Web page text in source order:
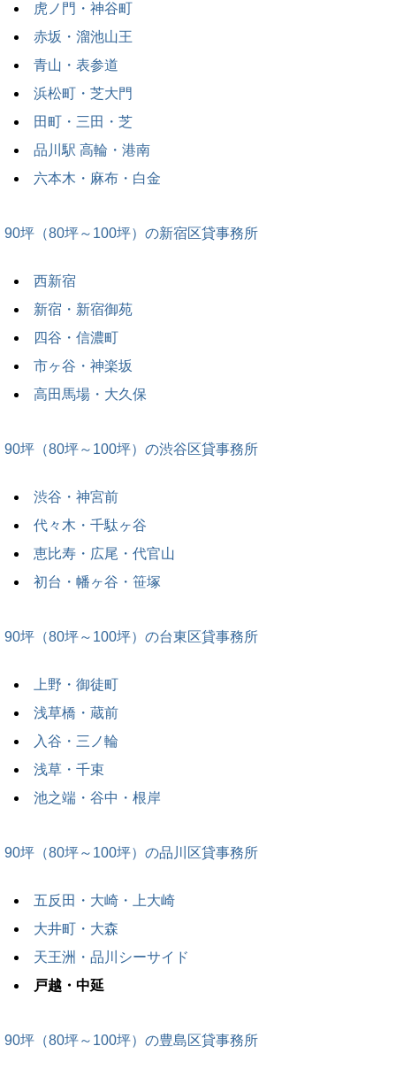
虎ノ門・神谷町
赤坂・溜池山王
青山・表参道
浜松町・芝大門
田町・三田・芝
品川駅 高輪・港南
六本木・麻布・白金
90坪（80坪～100坪）の新宿区貸事務所
西新宿
新宿・新宿御苑
四谷・信濃町
市ヶ谷・神楽坂
高田馬場・大久保
90坪（80坪～100坪）の渋谷区貸事務所
渋谷・神宮前
代々木・千駄ヶ谷
恵比寿・広尾・代官山
初台・幡ヶ谷・笹塚
90坪（80坪～100坪）の台東区貸事務所
上野・御徒町
浅草橋・蔵前
入谷・三ノ輪
浅草・千束
池之端・谷中・根岸
90坪（80坪～100坪）の品川区貸事務所
五反田・大崎・上大崎
大井町・大森
天王洲・品川シーサイド
戸越・中延
90坪（80坪～100坪）の豊島区貸事務所